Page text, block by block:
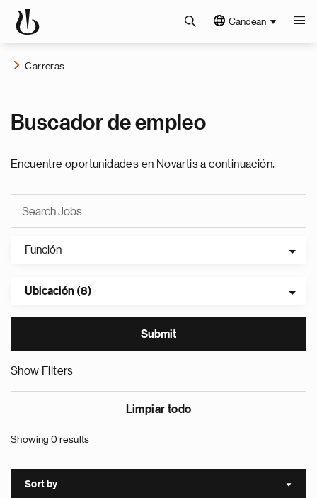
Candean
Carreras
Buscador de empleo
Encuentre oportunidades en Novartis a continuación.
Función
Ubicación (8)
Show Filters
Limpiar todo
Showing 0 results
Sort by Sort